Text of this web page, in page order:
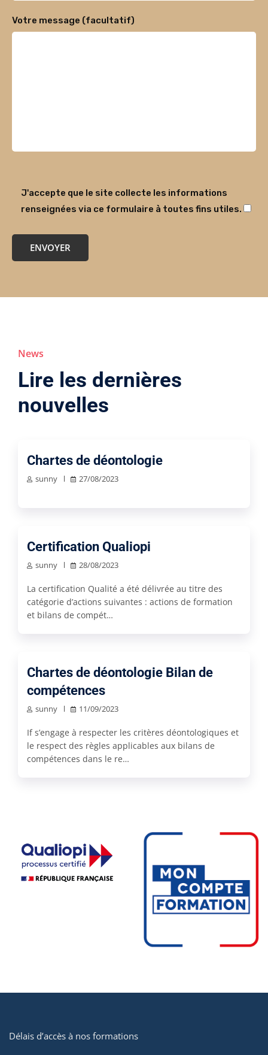
Votre message (facultatif)
J'accepte que le site collecte les informations
renseignées via ce formulaire à toutes fins utiles.
News
Lire les dernières
nouvelles
Chartes de déontologie
sunny 27/08/2023
Certification Qualiopi
sunny 28/08/2023
La certification Qualité a été délivrée au titre des
catégorie d’actions suivantes : actions de formation
et bilans de compét…
Chartes de déontologie Bilan de
compétences
sunny 11/09/2023
If s’engage à respecter les critères déontologiques et
le respect des règles applicables aux bilans de
compétences dans le re…
Délais d’accès à nos formations